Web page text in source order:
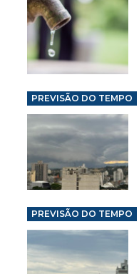
PREVISÃO DO TEMPO
PREVISÃO DO TEMPO